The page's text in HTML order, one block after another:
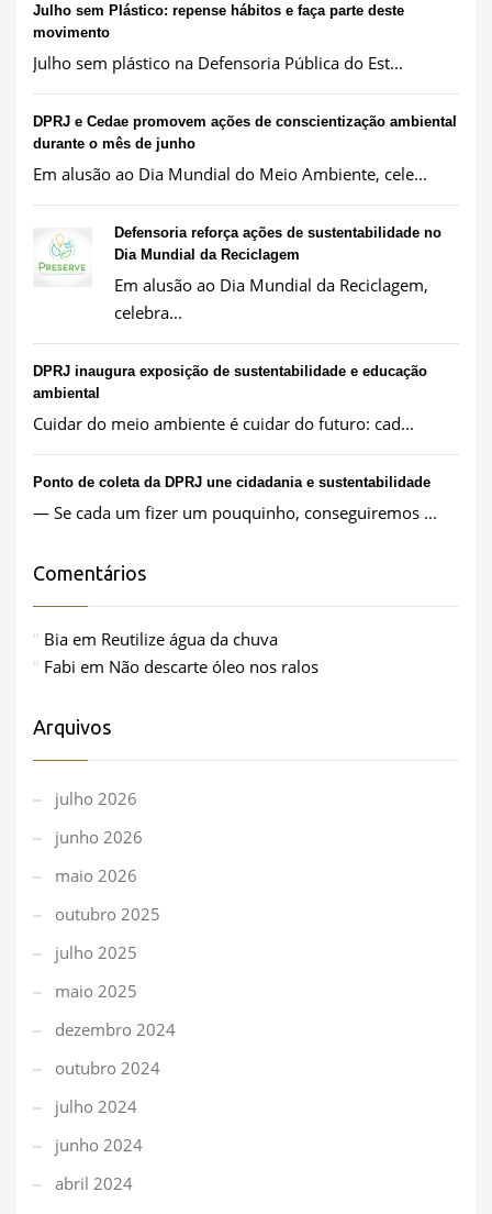
Julho sem Plástico: repense hábitos e faça parte deste
movimento
Julho sem plástico na Defensoria Pública do Est...
DPRJ e Cedae promovem ações de conscientização ambiental
durante o mês de junho
Em alusão ao Dia Mundial do Meio Ambiente, cele...
Defensoria reforça ações de sustentabilidade no
Dia Mundial da Reciclagem
Em alusão ao Dia Mundial da Reciclagem,
celebra...
DPRJ inaugura exposição de sustentabilidade e educação
ambiental
Cuidar do meio ambiente é cuidar do futuro: cad...
Ponto de coleta da DPRJ une cidadania e sustentabilidade
— Se cada um fizer um pouquinho, conseguiremos ...
Comentários
Bia em Reutilize água da chuva
Fabi em Não descarte óleo nos ralos
Arquivos
julho 2026
junho 2026
maio 2026
outubro 2025
julho 2025
maio 2025
dezembro 2024
outubro 2024
julho 2024
junho 2024
abril 2024